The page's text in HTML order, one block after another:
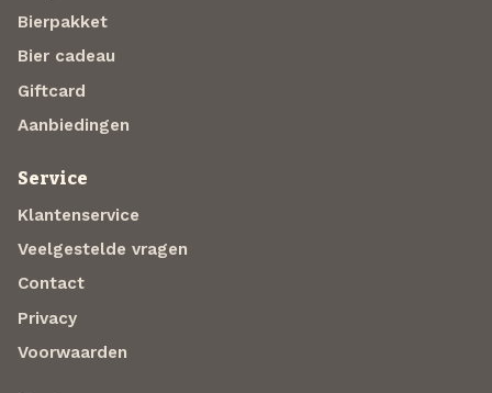
Bierpakket
Bier cadeau
Giftcard
Aanbiedingen
Service
Klantenservice
Veelgestelde vragen
Contact
Privacy
Voorwaarden